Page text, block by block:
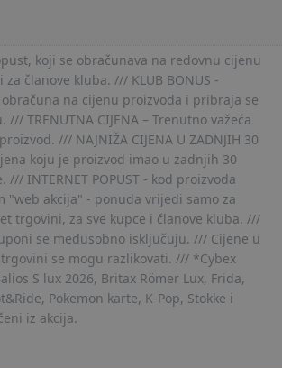
koji se obračunava na redovnu cijenu
članove kluba. /// KLUB BONUS -
na cijenu proizvoda i pribraja se
TRENUTNA CIJENA – Trenutno važeća
/// NAJNIŽA CIJENA U ZADNJIH 30
koju je proizvod imao u zadnjih 30
/// INTERNET POPUST - kod proizvoda
"web akcija" - ponuda vrijedi samo za
trgovini, za sve kupce i članove kluba. ///
se međusobno isključuju. /// Cijene u
se mogu razlikovati. /// *Cybex
S lux 2026, Britax Römer Lux, Frida,
Pokemon karte, K-Pop, Stokke i
iz akcija.